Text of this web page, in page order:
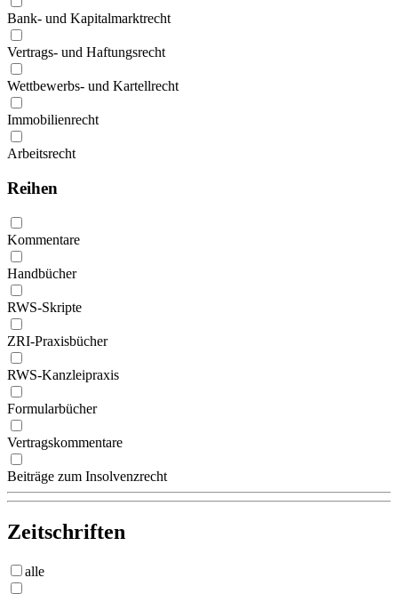
Bank- und Kapitalmarktrecht
Vertrags- und Haftungsrecht
Wettbewerbs- und Kartellrecht
Immobilienrecht
Arbeitsrecht
Reihen
Kommentare
Handbücher
RWS-Skripte
ZRI-Praxisbücher
RWS-Kanzleipraxis
Formularbücher
Vertragskommentare
Beiträge zum Insolvenzrecht
Zeitschriften
alle